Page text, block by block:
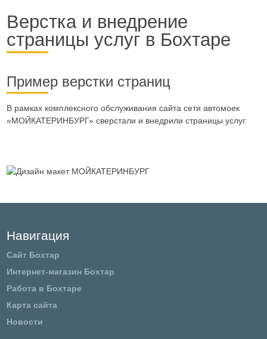
Верстка и внедрение
страницы услуг в Бохтаре
Пример верстки страниц
В рамках комплексного обслуживания сайта сети автомоек
«МОЙКАТЕРИНБУРГ» сверстали и внедрили страницы услуг.
Навигация
Сайт Бохтар
Интернет-магазин Бохтар
Работа в Бохтаре
Карта сайта
Новости